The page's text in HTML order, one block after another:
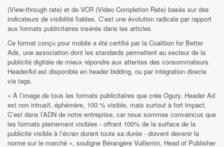
(View-through rate) et de VCR (Video Completion Rate) basés sur des
indicateurs de visibilité fiables. C’est une évolution radicale par rapport
aux formats publicitaires insérés dans les articles.
Ce format conçu pour mobile a été certifié par la Coalition for Better
Ads, une association dont les standards permettent au secteur de la
publicité digitale de mieux répondre aux attentes des consommateurs.
HeaderAd est disponible en header bidding, ou par intégration directe
via tags.
« À l’image de tous les formats publicitaires que crée Ogury, Header Ad
est non intrusif, éphémère, 100 % visible, mais surtout à fort impact.
C’est dans l’ADN de notre entreprise, car nous sommes convaincus que
les formats pleinement visibles - offrant 100% de la surface de la
publicité visible à l’écran durant toute sa durée - doivent devenir la
norme sur le marché », souligne Bérangère Vuillemin, Head of Publisher